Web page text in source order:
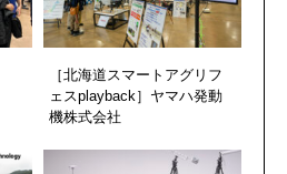
［北海道スマートアグリフ
ェスplayback］ヤマハ発動
機株式会社